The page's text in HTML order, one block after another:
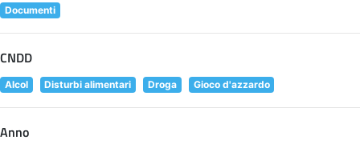
Documenti
CNDD
Alcol Disturbi alimentari Droga Gioco d'azzardo
Anno